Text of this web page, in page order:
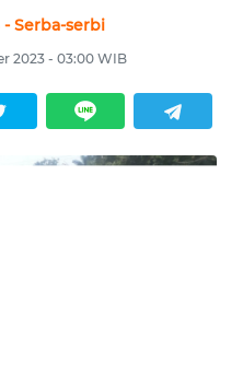
Serba-serbi
2023 - 03:00 WIB